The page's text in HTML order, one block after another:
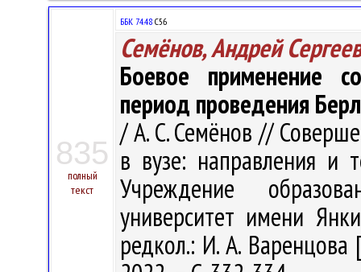
835
полный
текст
ББК 74.48 С56
Семёнов, Андрей
Боевое применение
период проведения
/ А. С. Семёнов //
в вузе: направления и
Учреждение
университет имени
редкол.: И. А.